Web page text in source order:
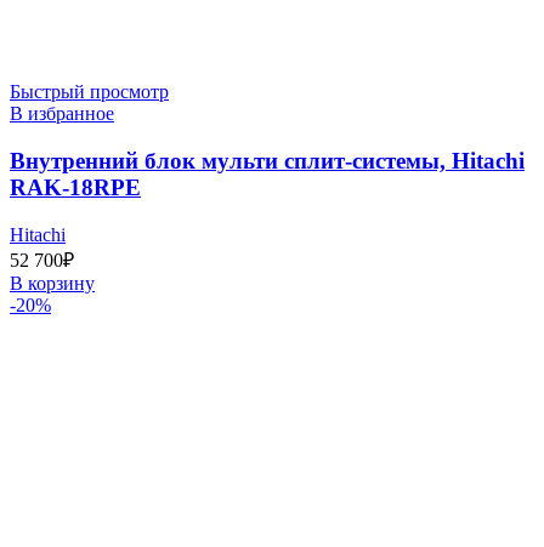
Быстрый просмотр
В избранное
Внутренний блок мульти сплит-системы, Hitachi
RAK-18RPE
Hitachi
52 700₽
В корзину
-20%